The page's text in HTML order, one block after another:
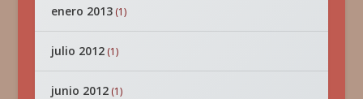
enero 2013(1)
julio 2012(1)
junio 2012(1)